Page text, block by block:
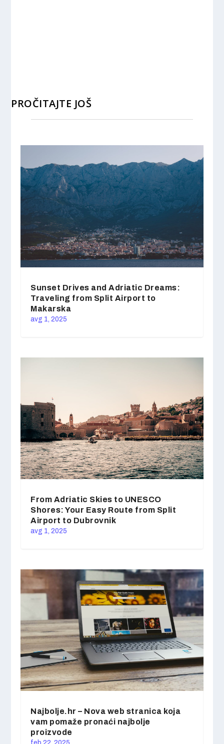
PROČITAJTE JOŠ
Sunset Drives and Adriatic Dreams:
Traveling from Split Airport to
Makarska
avg 1, 2025
From Adriatic Skies to UNESCO
Shores: Your Easy Route from Split
Airport to Dubrovnik
avg 1, 2025
Najbolje.hr – Nova web stranica koja
vam pomaže pronaći najbolje
proizvode